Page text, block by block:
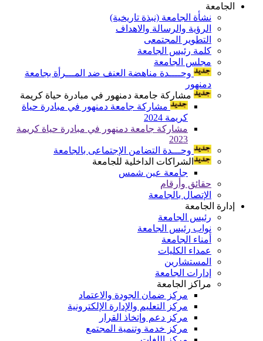
الجامعة
نشأة الجامعة (نبذة تاريخية)
الرؤية والرسالة والاهداف
التطوير المجتمعى
كلمة رئيس الجامعة
مجلس الجامعة
وحــــدة مناهضة العنف ضد المـــرأة بجامعة
دمنهور
مشاركة جامعة دمنهور في مبادرة حياة كريمة
مشاركة جامعة دمنهور في مبادرة حياة
كريمة 2024
مشاركة جامعة دمنهور في مبادرة حياة كريمة
2023
وحـــدة التضامن الإجتماعى بالجامعة
الشراكات الداخلية للجامعة
جامعة عين شمس
حقائق وأرقام
الإتصال بالجامعة
إدارة الجامعة
رئيس الجامعة
نواب رئيس الجامعة
أمناء الجامعة
عمداء الكليات
المستشارين
إدارات الجامعة
مراكز الجامعة
مركز ضمان الجودة والاعتماد
مركز التعليم والإدارة الإلكترونية
مركز دعم وإتخاذ القرار
مركز خدمة وتنمية المجتمع